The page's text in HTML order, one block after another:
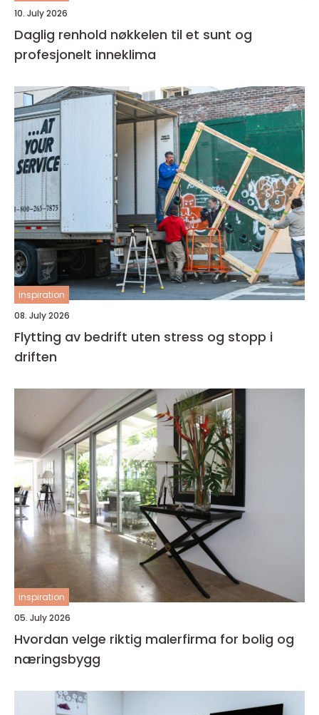
10. July 2026
Daglig renhold nøkkelen til et sunt og
profesjonelt inneklima
inspiration
08. July 2026
Flytting av bedrift uten stress og stopp i
driften
inspiration
05. July 2026
Hvordan velge riktig malerfirma for bolig og
næringsbygg